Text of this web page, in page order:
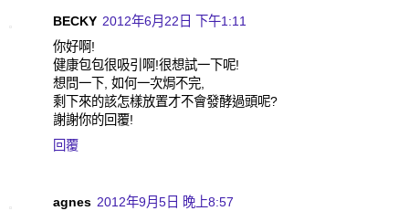
BECKY 2012年6月22日 下午1:11
你好啊!
健康包包很吸引啊!很想試一下呢!
想問一下, 如何一次焗不完,
剩下來的該怎樣放置才不會發酵過頭呢?
謝謝你的回覆!
回覆
agnes 2012年9月5日 晚上8:57